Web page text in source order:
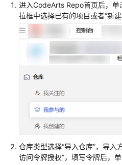
产
品
介
费
入
门
进入CodeArts Repo首页后，单
拉框中选择已有的项目或者“新
仓库类型选择“导入仓库”，导入
访问令牌授权”，填写令牌后，